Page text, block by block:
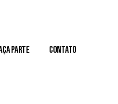
Parte Contato